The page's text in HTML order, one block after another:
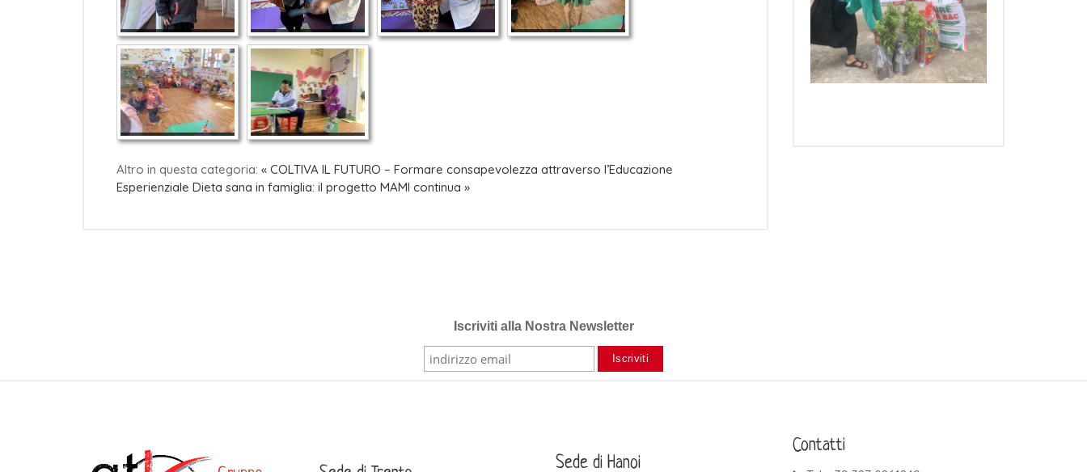
Altro in questa categoria: « COLTIVA IL FUTURO – Formare consapevolezza attraverso l’Educazione
Esperienziale Dieta sana in famiglia: il progetto MAMI continua »
Iscriviti alla Nostra Newsletter
Sede di Hanoi
Contatti